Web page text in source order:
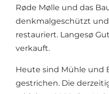
Røde Mølle und das
denkmalgeschützt
restauriert. Langesø
verkauft.
Heute sind Mühle und
gestrichen. Die